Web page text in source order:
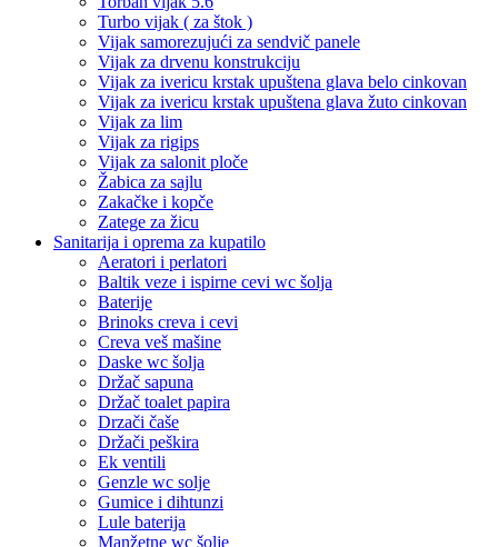
Turbo vijak ( za štok )
Vijak samorezujući za sendvič panele
Vijak za drvenu konstrukciju
Vijak za ivericu krstak upuštena glava belo cinkovan
Vijak za ivericu krstak upuštena glava žuto cinkovan
Vijak za lim
Vijak za rigips
Vijak za salonit ploče
Žabica za sajlu
Zakačke i kopče
Zatege za žicu
Sanitarija i oprema za kupatilo
Aeratori i perlatori
Baltik veze i ispirne cevi wc šolja
Baterije
Brinoks creva i cevi
Creva veš mašine
Daske wc šolja
Držač sapuna
Držač toalet papira
Drzači čaše
Držači peškira
Ek ventili
Genzle wc solje
Gumice i dihtunzi
Lule baterija
Manžetne wc šolje